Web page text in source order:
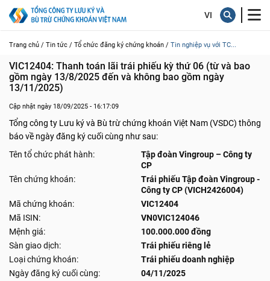
Trang chủ / Tin tức / Tổ chức đăng ký chứng khoán / Tin nghiệp vụ với TC...
VIC12404: Thanh toán lãi trái phiếu kỳ thứ 06 (từ và bao
gồm ngày 13/8/2025 đến và không bao gồm ngày
13/11/2025)
Cập nhật ngày 18/09/2025 - 16:17:09
Tổng công ty Lưu ký và Bù trừ chứng khoán Việt Nam (VSDC) thông
báo về ngày đăng ký cuối cùng như sau:
Tên tổ chức phát hành:
Tập đoàn Vingroup – Công ty
CP
Tên chứng khoán:
Trái phiếu Tập đoàn Vingroup -
Công ty CP (VICH2426004)
Mã chứng khoán:
VIC12404
Mã ISIN:
VN0VIC124046
Mệnh giá:
100.000.000 đồng
Sàn giao dịch:
Trái phiếu riêng lẻ
Loại chứng khoán:
Trái phiếu doanh nghiệp
Ngày đăng ký cuối cùng:
04/11/2025